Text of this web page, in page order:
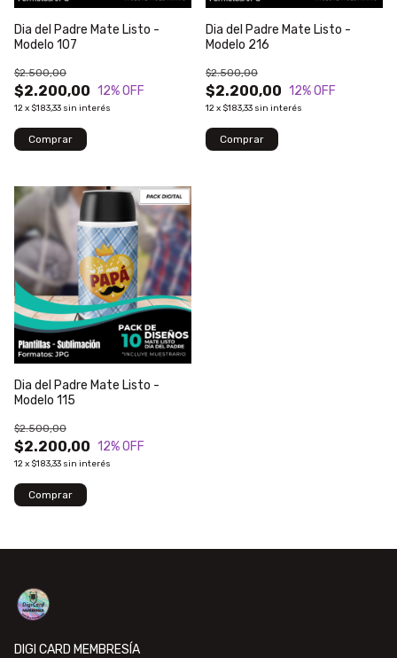
Dia del Padre Mate Listo -
Modelo 107
$2.200,00
$2.500,00
12% OFF
12x $183,33 sin interés
Dia del Padre Mate Listo -
Modelo 216
$2.200,00
$2.500,00
12% OFF
12x $183,33 sin interés
Dia del Padre Mate Listo -
Modelo 115
$2.200,00
$2.500,00
12% OFF
12x $183,33 sin interés
DIGI CARD MEMBRESÍA